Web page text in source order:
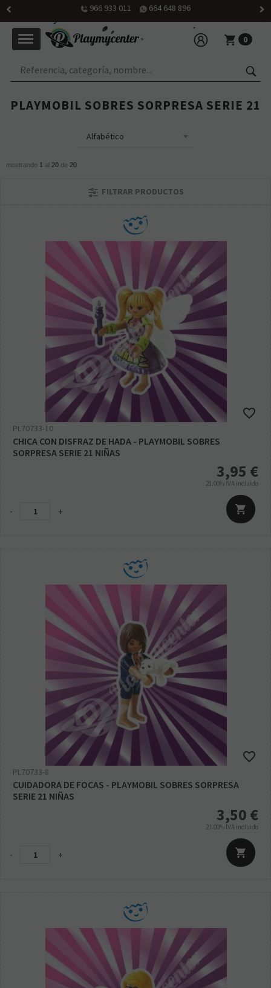
Horario: martes a viernes de 10h30 a 14h y de 16h30 a 20h; sábado
0
PLAYMOBIL SOBRES SORPRESA SERIE 21
mostrando 1 al 20 de 20
FILTRAR PRODUCTOS
PL70733-10
CHICA CON DISFRAZ DE HADA - PLAYMOBIL SOBRES
SORPRESA SERIE 21 NIÑAS
3,95 €
21.00% IVA incluido
- +
PL70733-8
CUIDADORA DE FOCAS - PLAYMOBIL SOBRES SORPRESA
SERIE 21 NIÑAS
3,50 €
21.00% IVA incluido
- +